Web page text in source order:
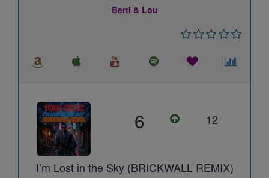
Berti & Lou
6 12
I’m Lost in the Sky (BRICKWALL REMIX)